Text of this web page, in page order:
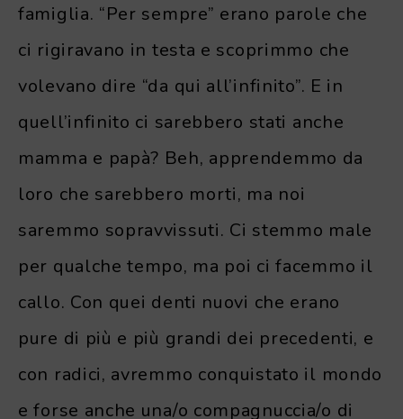
famiglia. “Per sempre” erano parole che
ci rigiravano in testa e scoprimmo che
volevano dire “da qui all’infinito”. E in
quell’infinito ci sarebbero stati anche
mamma e papà? Beh, apprendemmo da
loro che sarebbero morti, ma noi
saremmo sopravvissuti. Ci stemmo male
per qualche tempo, ma poi ci facemmo il
callo. Con quei denti nuovi che erano
pure di più e più grandi dei precedenti, e
con radici, avremmo conquistato il mondo
e forse anche una/o compagnuccia/o di